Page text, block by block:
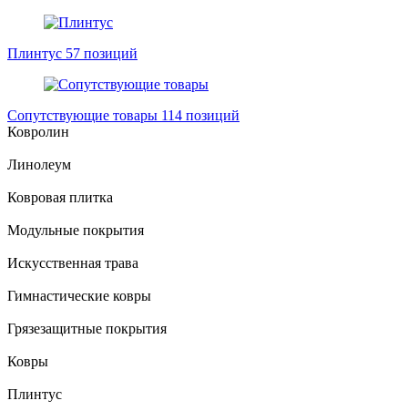
Плинтус 57 позиций
Сопутствующие товары 114 позиций
Ковролин
Линолеум
Ковровая плитка
Модульные покрытия
Искусственная трава
Гимнастические ковры
Грязезащитные покрытия
Ковры
Плинтус